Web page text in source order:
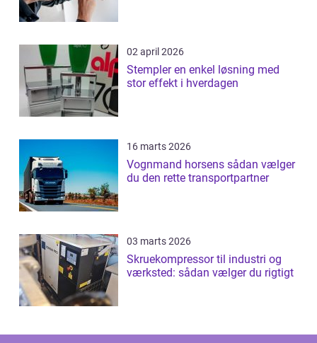
02 april 2026
Stempler en enkel løsning med
stor effekt i hverdagen
16 marts 2026
Vognmand horsens sådan vælger
du den rette transportpartner
03 marts 2026
Skruekompressor til industri og
værksted: sådan vælger du rigtigt